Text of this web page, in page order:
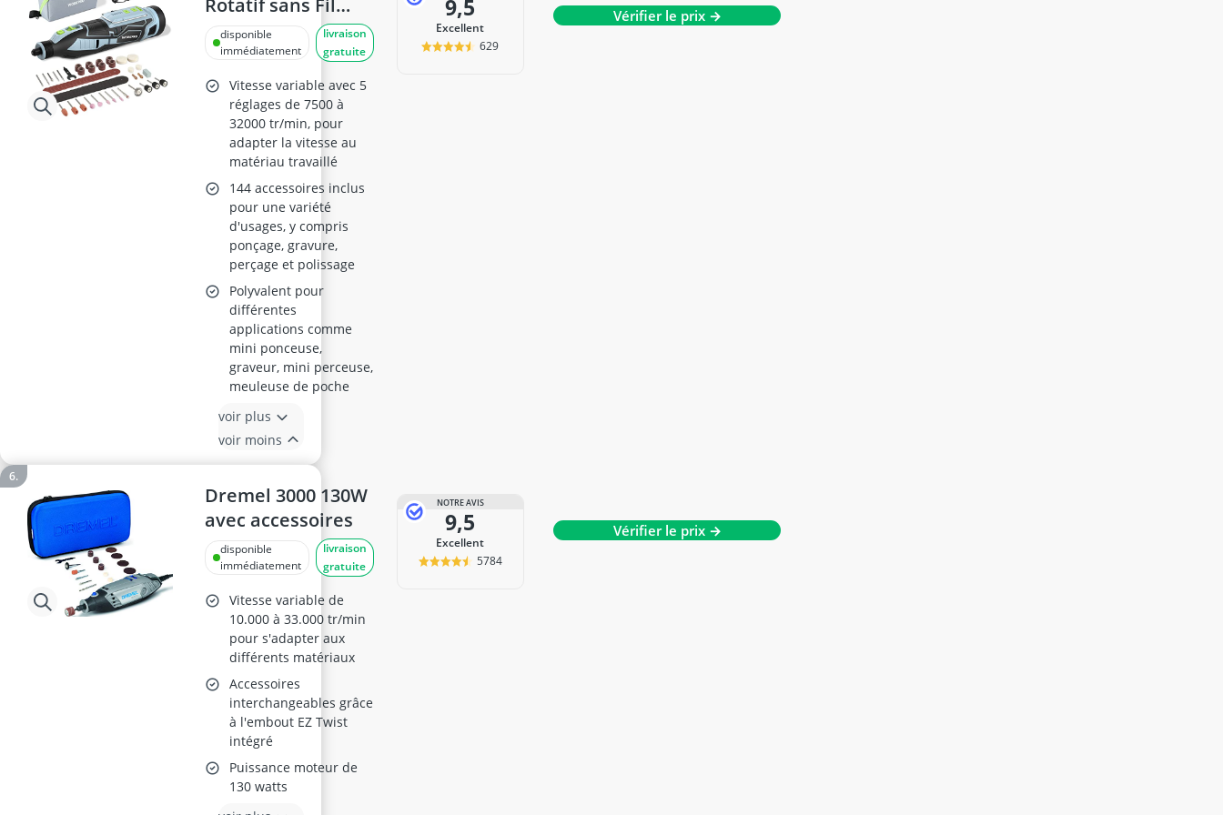
Rotatif sans Fil
12V, 114
Accessoires
disponible
immédiatement
livraison
gratuite
Vitesse variable avec 5
réglages de 7500 à
32000 tr/min, pour
adapter la vitesse au
matériau travaillé
144 accessoires inclus
pour une variété
d'usages, y compris
ponçage, gravure,
perçage et polissage
Polyvalent pour
différentes
applications comme
mini ponceuse,
graveur, mini perceuse,
meuleuse de poche
voir plus
voir moins
9,5
Excellent
629
Vérifier le prix →
Dremel 3000 130W
avec accessoires
disponible
immédiatement
livraison
gratuite
Vitesse variable de
10.000 à 33.000 tr/min
pour s'adapter aux
différents matériaux
Accessoires
interchangeables grâce
à l'embout EZ Twist
intégré
Puissance moteur de
130 watts
NOTRE AVIS
9,5
Excellent
5784
Vérifier le prix →